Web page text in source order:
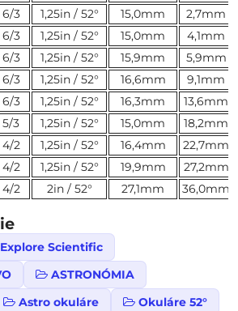
6/3 1,25in / 52° 15,0mm
2,7mm
6/3 1,25in / 52° 15,0mm
4,1mm
6/3 1,25in / 52° 15,9mm
5,9mm
6/3 1,25in / 52° 16,6mm
9,1mm
6/3 1,25in / 52° 16,3mm
13,6mm
5/3 1,25in / 52° 15,0mm
18,2mm
4/2 1,25in / 52° 16,4mm
22,7mm
4/2 1,25in / 52° 19,9mm
27,2mm
4/2 2in / 52° 27,1mm 36,0mm
Explore Scientific
ASTRONÓMIA
Astro okuláre
Okuláre 52°